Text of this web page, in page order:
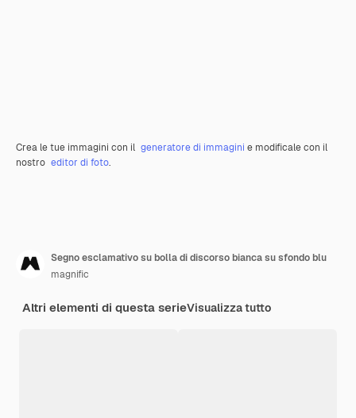
Crea le tue immagini con il generatore di immagini e modificale con il
nostro editor di foto.
Segno esclamativo su bolla di discorso bianca su sfondo blu
magnific
Altri elementi di questa serieVisualizza tutto